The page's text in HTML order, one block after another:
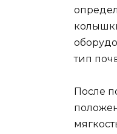
тип
После